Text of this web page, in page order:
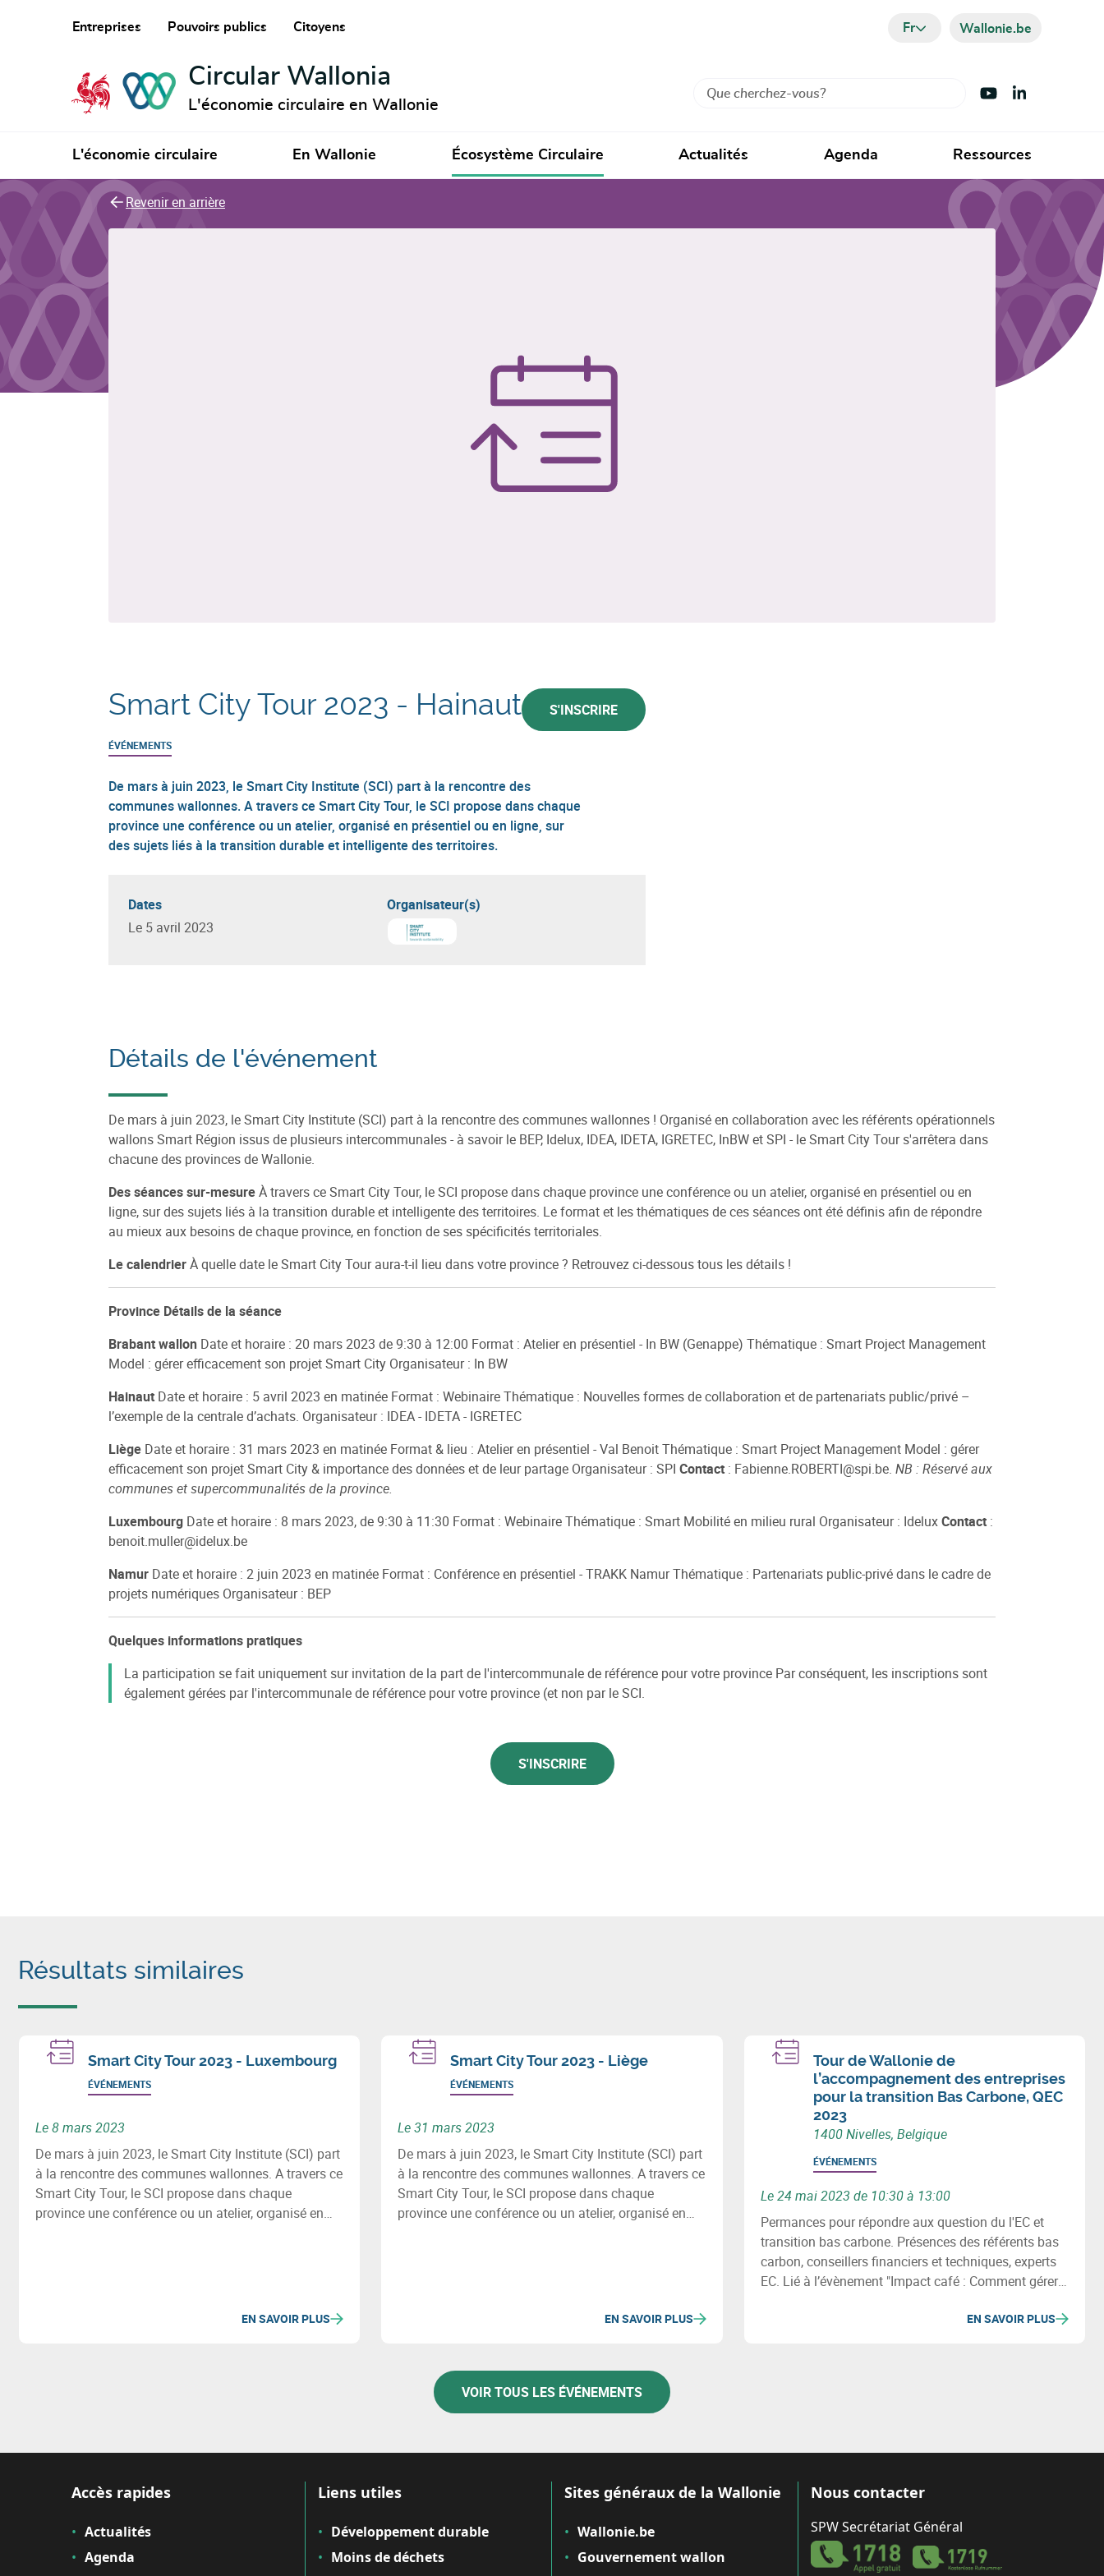
Entreprises Pouvoirs publics Citoyens Fr Wallonie.be
Circular Wallonia
L'économie circulaire en Wallonie
Rechercher Visiter Youtube
Visiter LinkedIn
L'économie circulaire En Wallonie Écosystème Circulaire Actualités Agenda Ressources
Revenir en arrière
Smart City Tour 2023 - Hainaut S'INSCRIRE
ÉVÉNEMENTS
De mars à juin 2023, le Smart City Institute (SCI) part à la rencontre des
communes wallonnes. A travers ce Smart City Tour, le SCI propose dans chaque
province une conférence ou un atelier, organisé en présentiel ou en ligne, sur
des sujets liés à la transition durable et intelligente des territoires.
Dates
Le 5 avril 2023
Organisateur(s)
Détails de l'événement
De mars à juin 2023, le Smart City Institute (SCI) part à la rencontre des communes wallonnes ! Organisé en collaboration avec les référents opérationnels
wallons Smart Région issus de plusieurs intercommunales - à savoir le BEP, Idelux, IDEA, IDETA, IGRETEC, InBW et SPI - le Smart City Tour s'arrêtera dans
chacune des provinces de Wallonie.
Des séances sur-mesureÀ travers ce Smart City Tour, le SCI propose dans chaque province une conférence ou un atelier, organisé en présentiel ou en
ligne, sur des sujets liés à la transition durable et intelligente des territoires. Le format et les thématiques de ces séances ont été définis afin de répondre
au mieux aux besoins de chaque province, en fonction de ses spécificités territoriales.
Le calendrierÀ quelle date le Smart City Tour aura-t-il lieu dans votre province ? Retrouvez ci-dessous tous les détails !
Province Détails de la séance
Brabant wallon Date et horaire : 20 mars 2023 de 9:30 à 12:00 Format : Atelier en présentiel - In BW (Genappe) Thématique : Smart Project Management
Model : gérer efficacement son projet Smart City Organisateur : In BW
Hainaut Date et horaire : 5 avril 2023 en matinée Format : Webinaire Thématique : Nouvelles formes de collaboration et de partenariats public/privé –
l’exemple de la centrale d’achats. Organisateur : IDEA - IDETA - IGRETEC
Liège Date et horaire : 31 mars 2023 en matinée Format & lieu : Atelier en présentiel - Val Benoit Thématique : Smart Project Management Model : gérer
efficacement son projet Smart City & importance des données et de leur partage Organisateur : SPI Contact : Fabienne.ROBERTI@spi.be. NB : Réservé aux
communes et supercommunalités de la province.
Luxembourg Date et horaire : 8 mars 2023, de 9:30 à 11:30 Format : Webinaire Thématique : Smart Mobilité en milieu rural Organisateur : IdeluxContact :
benoit.muller@idelux.be
Namur Date et horaire : 2 juin 2023 en matinée Format : Conférence en présentiel - TRAKK Namur Thématique : Partenariats public-privé dans le cadre de
projets numériques Organisateur : BEP
Quelques informations pratiques
La participation se fait uniquement sur invitation de la part de l'intercommunale de référence pour votre province Par conséquent, les inscriptions sont
également gérées par l'intercommunale de référence pour votre province (et non par le SCI.
S'INSCRIRE
Résultats similaires
Smart City Tour 2023 - Luxembourg
ÉVÉNEMENTS
Le 8 mars 2023
De mars à juin 2023, le Smart City Institute (SCI) part
à la rencontre des communes wallonnes. A travers ce
Smart City Tour, le SCI propose dans chaque
province une conférence ou un atelier, organisé en
EN SAVOIR PLUS
Smart City Tour 2023 - Liège
ÉVÉNEMENTS
Le 31 mars 2023
De mars à juin 2023, le Smart City Institute (SCI) part
à la rencontre des communes wallonnes. A travers ce
Smart City Tour, le SCI propose dans chaque
province une conférence ou un atelier, organisé en
EN SAVOIR PLUS
Tour de Wallonie de
l’accompagnement des entreprises
pour la transition Bas Carbone, QEC
2023
1400 Nivelles, Belgique
ÉVÉNEMENTS
Le 24 mai 2023 de 10:30 à 13:00
Permances pour répondre aux question du l'EC et
transition bas carbone. Présences des référents bas
carbon, conseillers financiers et techniques, experts
EC. Lié à l’évènement "Impact café : Comment gérer
EN SAVOIR PLUS
VOIR TOUS LES ÉVÉNEMENTS
Accès rapides
Actualités
Agenda
Liens utiles
Développement durable
Moins de déchets
Sites généraux de la Wallonie
Wallonie.be
Gouvernement wallon
Nous contacter
SPW Secrétariat Général